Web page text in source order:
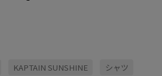
KAPTAIN SUNSHINE シャツ